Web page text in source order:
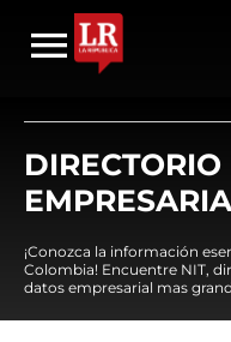
¡Conozca la información
Colombia! Encuentre NIT,
datos empresarial mas